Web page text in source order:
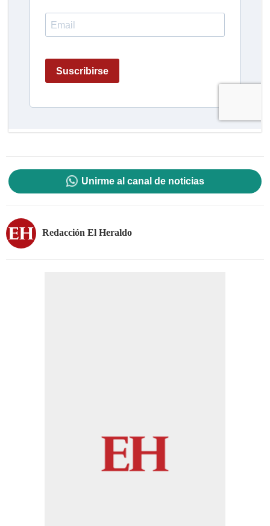
Unirme al canal de noticias
Redacción El Heraldo